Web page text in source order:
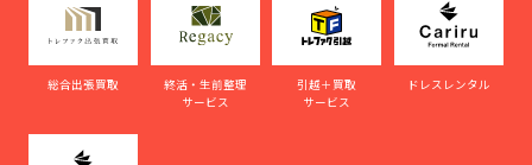
総合出張買取
終活・生前整理
サービス
引越＋買取
サービス
ドレスレンタル